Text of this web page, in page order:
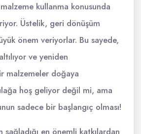
kullanma konusunda
Üstelik, geri dönüşüm
önem veriyorlar. Bu sayede,
ve yeniden
malzemeler doğaya
hoş geliyor değil mi, ama
sadece bir başlangıç olması!
sağladığı en önemli katkılardan